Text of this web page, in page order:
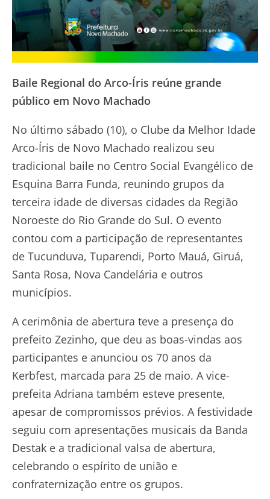
Baile Regional do Arco-Íris reúne grande
público em Novo Machado
No último sábado (10), o Clube da Melhor Idade
Arco-Íris de Novo Machado realizou seu
tradicional baile no Centro Social Evangélico de
Esquina Barra Funda, reunindo grupos da
terceira idade de diversas cidades da Região
Noroeste do Rio Grande do Sul. O evento
contou com a participação de representantes
de Tucunduva, Tuparendi, Porto Mauá, Giruá,
Santa Rosa, Nova Candelária e outros
municípios.
A cerimônia de abertura teve a presença do
prefeito Zezinho, que deu as boas-vindas aos
participantes e anunciou os 70 anos da
Kerbfest, marcada para 25 de maio. A vice-
prefeita Adriana também esteve presente,
apesar de compromissos prévios. A festividade
seguiu com apresentações musicais da Banda
Destak e a tradicional valsa de abertura,
celebrando o espírito de união e
confraternização entre os grupos.